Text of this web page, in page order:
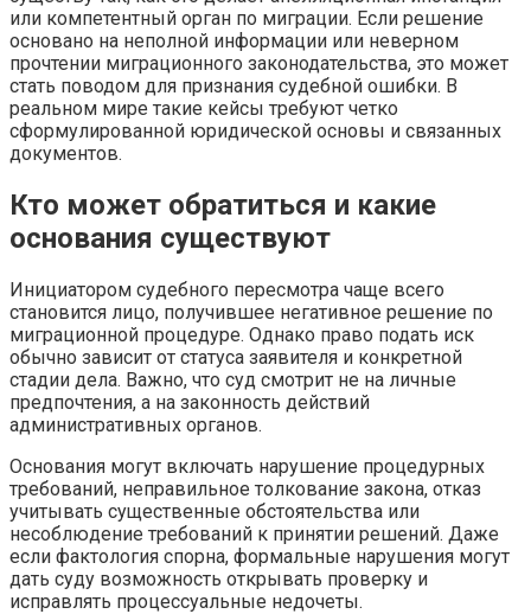
или компетентный орган по миграции. Если решение
основано на неполной информации или неверном
прочтении миграционного законодательства, это может
стать поводом для признания судебной ошибки. В
реальном мире такие кейсы требуют четко
сформулированной юридической основы и связанных
документов.
Кто может обратиться и какие
основания существуют
Инициатором судебного пересмотра чаще всего
становится лицо, получившее негативное решение по
миграционной процедуре. Однако право подать иск
обычно зависит от статуса заявителя и конкретной
стадии дела. Важно, что суд смотрит не на личные
предпочтения, а на законность действий
административных органов.
Основания могут включать нарушение процедурных
требований, неправильное толкование закона, отказ
учитывать существенные обстоятельства или
несоблюдение требований к принятии решений. Даже
если фактология спорна, формальные нарушения могут
дать суду возможность открывать проверку и
исправлять процессуальные недочеты.